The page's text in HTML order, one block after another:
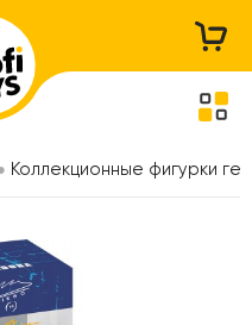
Коллекционные фигурки